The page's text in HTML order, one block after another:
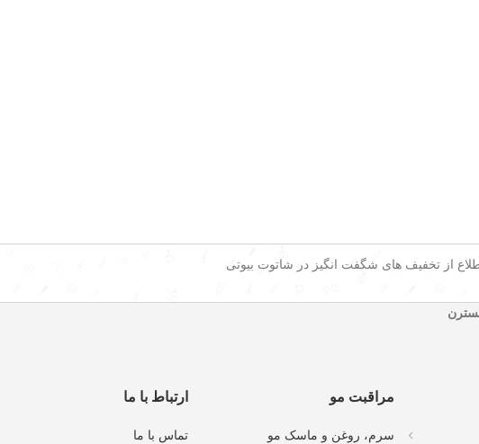
از تخفیف های شگفت انگیز در شاتوت بیوتی
مراقبت مو
سرم، روغن و ماسک مو
ارتباط با ما
تماس با ما